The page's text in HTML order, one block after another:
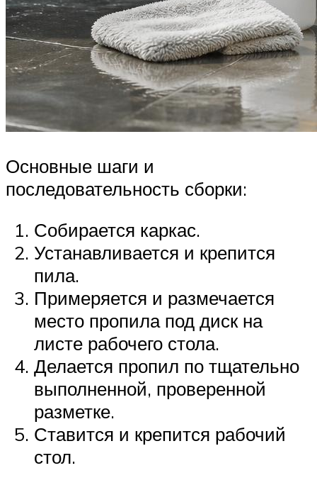
Основные шаги и
последовательность сборки:
Собирается каркас.
Устанавливается и крепится
пила.
Примеряется и размечается
место пропила под диск на
листе рабочего стола.
Делается пропил по тщательно
выполненной, проверенной
разметке.
Ставится и крепится рабочий
стол.